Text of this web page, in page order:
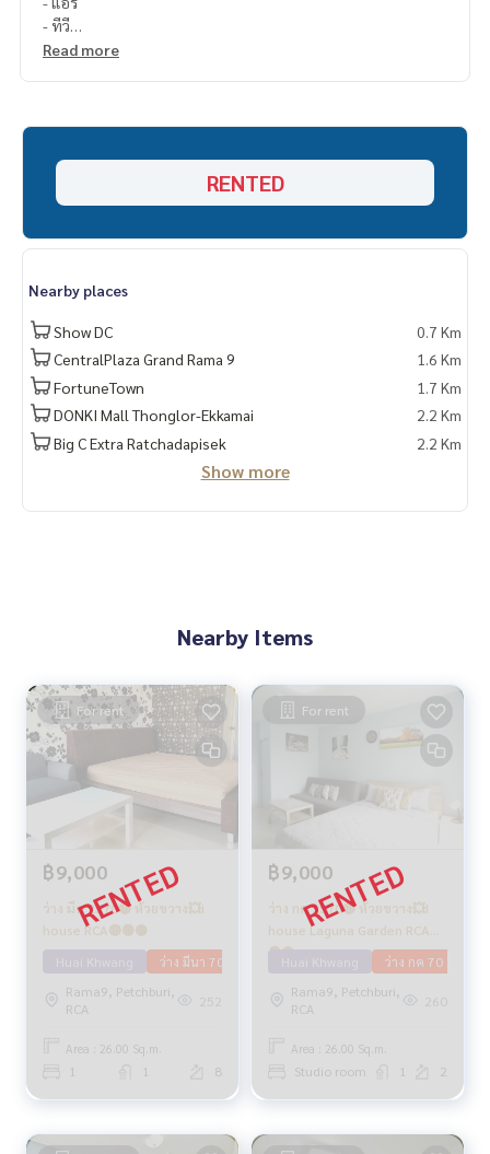
- ทีวี
- ตู้เย็น
Read more
RENTED
Nearby places
Show DC
0.7 Km
CentralPlaza Grand Rama 9
1.6 Km
FortuneTown
1.7 Km
DONKI Mall Thonglor-Ekkamai
2.2 Km
Big C Extra Ratchadapisek
2.2 Km
Show more
Nearby Items
For rent
฿9,000
ว่าง มีค 2570🔴 ห้วยขวาง💥i
house RCA🔴🟢🟡
ว่าง มีนา 70
Rama9, Petchburi,
RCA
252
Area : 26.00 Sq.m.
1 1 8
For rent
฿9,000
ว่าง กค 2570🔴 ห้วยขวาง💥I
house Laguna Garden RCA🔴
🟢🟡
ว่าง กค 70
Rama9, Petchburi,
RCA
260
Area : 26.00 Sq.m.
Studio room 1 2